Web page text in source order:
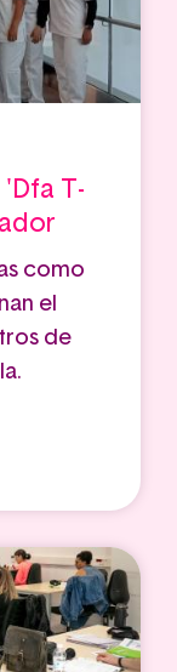
'Dfa T-
como
el
de